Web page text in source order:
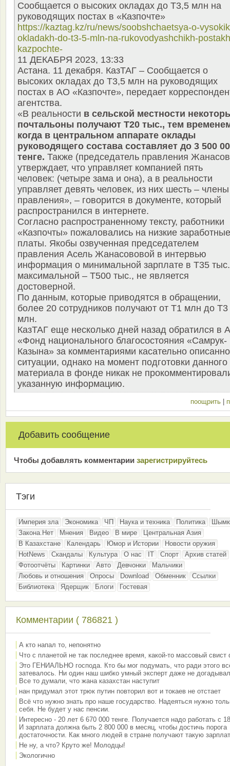
Сообщается о высоких окладах до Т3,5 млн на
руководящих постах в «Казпочте»
https://kaztag.kz/ru/news/soobshchaetsya-o-
okladakh-do-t3-5-mln-na-rukovodyashchikh-
kazpochte-
11 ДЕКАБРЯ 2023, 13:33
Астана. 11 декабря. КазТАГ – Сообщается о
высоких окладах до Т3,5 млн на руководящих
постах в АО «Казпочте», передает
агентства.
«В реальности в сельской местности
почтальоны получают Т20 тыс., тем
когда в центральном аппарате оклады
руководящего состава составляет до 3 500
тенге. Также (председатель правления
утверждает, что управляет компанией пять
человек: (четыре зама и она), а в реальности
управляет девять человек, из них шесть – члены
правления», – говорится в документе, который
распространился в интернете.
Согласно распространенному тексту, работники
«Казпочты» пожаловались на низкие заработные
платы. Якобы озвученная председателем
правления Асель Жанасововой в интервью
информация о минимальной зарплате в Т35
максимальной – Т500 тыс., не является
достоверной.
По данным, которые приводятся в обращении,
более 20 сотрудников получают от Т1 млн до Т3
млн.
КазТАГ еще несколько дней назад обратился в
«Фонд национального благосостояния «Самрук-
Казына» за комментариями касательно
ситуации, однако на момент подготовки данного
материала в фонде никак не
указанную информацию.
поощрить
Добавить сообщение
Чтобы добавлять комментарии зарeгиcтрирyйтeсь
Тэги
Империя зла Экономика ЧП Наука и техника Политика
Закона.Нет
Мнения Видео В мире
Центральная Азия
В Казахстане
Календарь Юмор и Истории
Новости оружия
HotNews
Скандалы Культура О нас IT Спорт
Архив статей
Фотоотчёты
Картинки Авто Девчонки
Мальчики
Любовь и отношения
Опросы Download Обменник
Ссылки
Библиотека
Ядерщик Блоги Гостевая
Комментарии ( 786821 )
А кто напал то, непонятно
Что с планетой не так последнее время, какой-то массовый свист
Это ГЕНИАЛЬНО господа. Кто бы мог подумать, что ради этого
затевалось. Ни один наш шибко умный эксперт даже не
Все то думали, что жана казахстан наступит
нан придумал этот трюк путин повторил вот и токаев не отстает
Всё что нужно знать про наше государство. Надеяться нужно
себя. Не будет у нас пенсии.
Интересно - 20 лет 6 670 000 тенге. Получается надо работать с
И зарплата должна быть 2 800 000 в месяц, чтобы достичь порога
достаточности. Как много людей в стране получают такую
Не ну, а что? Круто же! Молодцы!
Экологично